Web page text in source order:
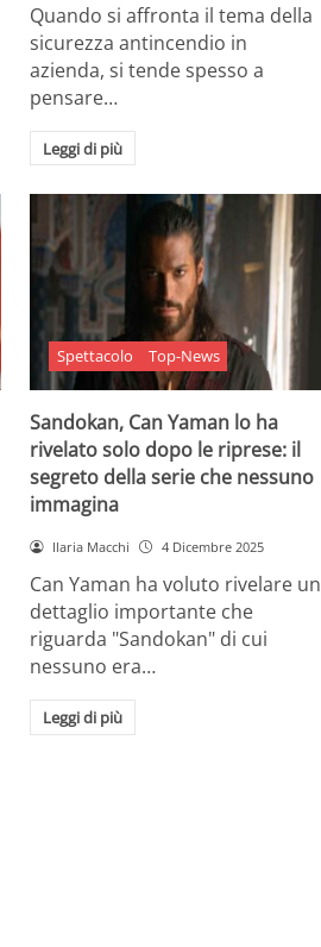
Quando si affronta il tema della
sicurezza antincendio in
azienda, si tende spesso a
pensare…
Leggi di più
Spettacolo Top-News
Sandokan, Can Yaman lo ha
rivelato solo dopo le riprese: il
segreto della serie che nessuno
immagina
Ilaria Macchi 4 Dicembre 2025
Can Yaman ha voluto rivelare un
dettaglio importante che
riguarda "Sandokan" di cui
nessuno era…
Leggi di più